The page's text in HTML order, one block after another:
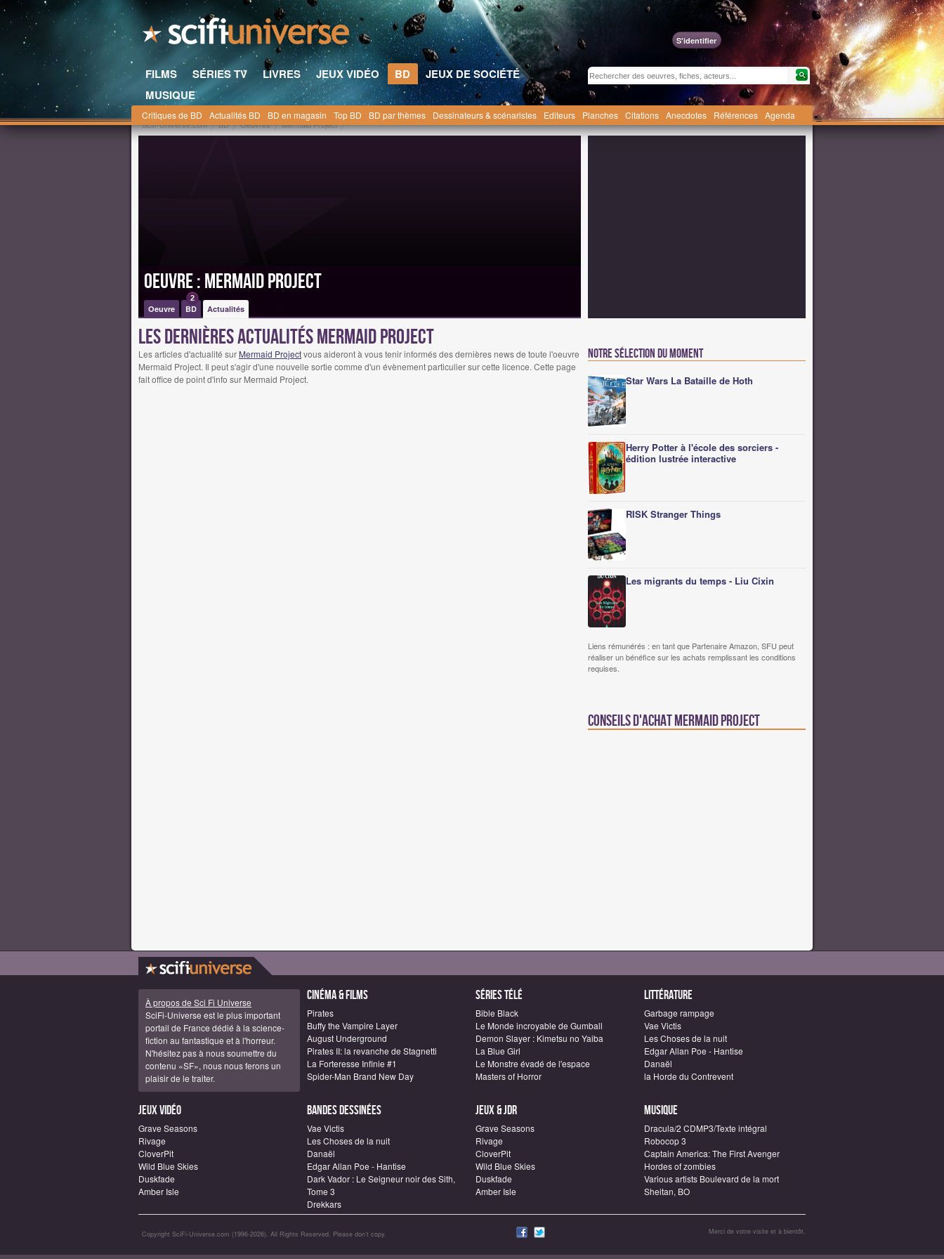
S'identifier
FILMS SÉRIES TV LIVRES JEUX VIDÉO BD
JEUX DE SOCIÉTÉ
MUSIQUE
Critiques de BD Actualités BD BD en magasin Top BD BD par thèmes Dessinateurs & scénaristes Editeurs Planches Citations Anecdotes Références Agenda
Scifi-Universe.com BD Oeuvres Mermaid Project
Oeuvre : Mermaid Project
Oeuvre BD
2
Actualités
Les dernières actualités Mermaid Project
Les articles d'actualité sur Mermaid Projectvous aideront à vous tenir informés des dernières news de toute l'oeuvre
Mermaid Project. Il peut s'agir d'une nouvelle sortie comme d'un évènement particulier sur cette licence. Cette page
fait office de point d'info sur Mermaid Project.
Notre sélection du moment
Star Wars La Bataille de Hoth
Herry Potter à l'école des sorciers -
édition lustrée interactive
RISK Stranger Things
Les migrants du temps - Liu Cixin
Liens rémunérés : en tant que Partenaire Amazon, SFU peut
réaliser un bénéfice sur les achats remplissant les conditions
requises.
Conseils d'achat Mermaid Project
À propos de Sci Fi Universe
SciFi-Universe est le plus important
portail de France dédié à la science-
fiction au fantastique et à l'horreur.
N'hésitez pas à nous soumettre du
contenu «SF», nous nous ferons un
plaisir de le traiter.
Cinéma & Films
Pirates
Buffy the Vampire Layer
August Underground
Pirates II: la revanche de Stagnetti
La Forteresse Infinie #1
Spider-Man Brand New Day
Séries télé
Bible Black
Le Monde incroyable de Gumball
Demon Slayer : Kimetsu no Yaiba
La Blue Girl
Le Monstre évadé de l'espace
Masters of Horror
Littérature
Garbage rampage
Vae Victis
Les Choses de la nuit
Edgar Allan Poe - Hantise
Danaël
la Horde du Contrevent
Jeux vidéo
Grave Seasons
Rivage
CloverPit
Wild Blue Skies
Duskfade
Amber Isle
Bandes dessinées
Vae Victis
Les Choses de la nuit
Danaël
Edgar Allan Poe - Hantise
Dark Vador : Le Seigneur noir des Sith,
Tome 3
Drekkars
Jeux & JDR
Grave Seasons
Rivage
CloverPit
Wild Blue Skies
Duskfade
Amber Isle
Musique
Dracula/2 CDMP3/Texte intégral
Robocop 3
Captain America: The First Avenger
Hordes of zombies
Various artists Boulevard de la mort
Sheitan, BO
Copyright SciFi-Universe.com (1996-2026). All Rights Reserved. Please don’t copy. Merci de votre visite et à bientôt.